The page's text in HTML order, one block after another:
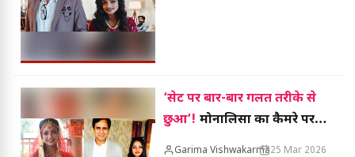
‘सेट पर बार-बार गलत तरीके से
छुआ’! मोनालिसा का कैमरे पर
छलका दर्द, डायरेक्टर पर लगाए
Garima Vishwakarma25 Mar 2026